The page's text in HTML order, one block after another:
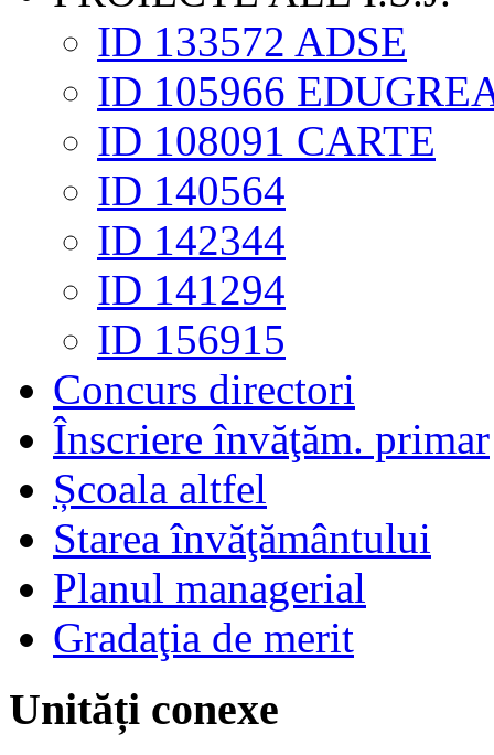
ID 133572 ADSE
ID 105966
ID 108091 CARTE
ID 140564
ID 142344
ID 141294
ID 156915
Concurs directori
Înscriere învăţăm. primar
Școala altfel
Starea învăţământului
Planul managerial
Gradaţia de merit
Unități conexe